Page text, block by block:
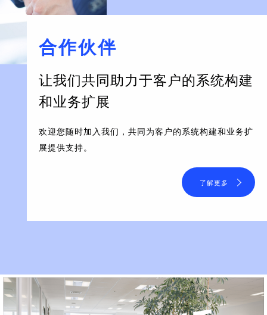
合作伙伴
让我们共同助力于客户的系统构建
和业务扩展
欢迎您随时加入我们，共同为客户的系统构建和业务扩
展提供支持。
了解更多